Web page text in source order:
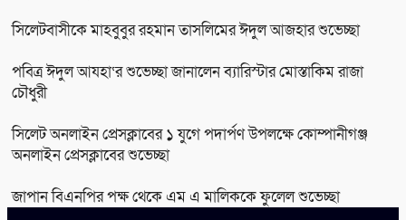
সিলেটবাসীকে মাহবুবুর রহমান তাসলিমের ঈদুল আজহার শুভেচ্ছা
পবিত্র ঈদুল আযহা‘র শুভেচ্ছা জানালেন ব্যারিস্টার মোস্তাকিম রাজা
চৌধুরী
সিলেট অনলাইন প্রেসক্লাবের ১ যুগে পদার্পণ উপলক্ষে কোম্পানীগঞ্জ
অনলাইন প্রেসক্লাবের শুভেচ্ছা
জাপান বিএনপির পক্ষ থেকে এম এ মালিককে ফুলেল শুভেচ্ছা